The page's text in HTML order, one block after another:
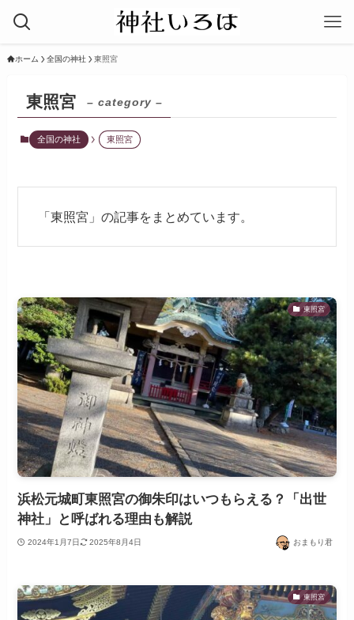
ホーム 全国の神社 東照宮
東照宮 – category –
全国の神社 東照宮
「東照宮」の記事をまとめています。
東照宮
浜松元城町東照宮の御朱印はいつもらえる？「出世
神社」と呼ばれる理由も解説
2024年1月7日 2025年8月4日 おまもり君
東照宮